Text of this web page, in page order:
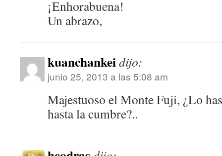
¡Enhorabuena!
Un abrazo,
kuanchankeidijo:
junio 25, 2013 a las 5:08 am
Majestuoso el Monte Fuji, ¿Lo
hasta la cumbre?..